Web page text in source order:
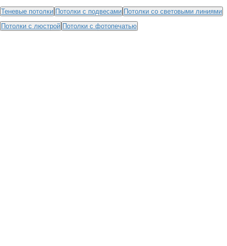
Теневые потолки Потолки с подвесами Потолки со световыми линиями
Потолки с люстрой Потолки с фотопечатью